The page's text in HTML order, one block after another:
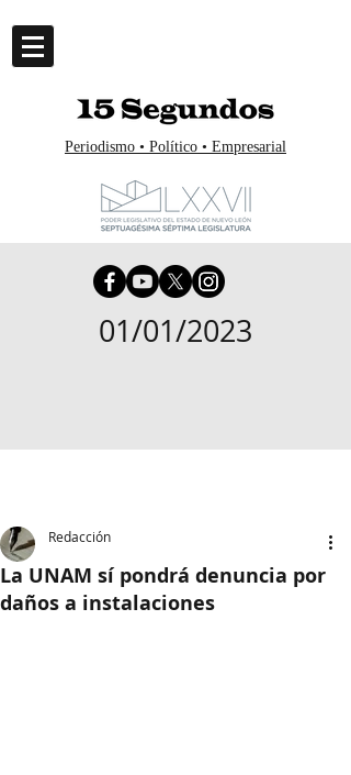
Periodismo • Político • Empresarial
01/01/2023
La UNAM sí pondrá denuncia por
daños a instalaciones
Redacción